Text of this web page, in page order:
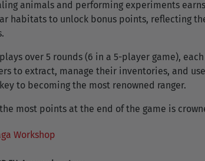
animals and performing experiments
habitats to unlock bonus points, reflecting
over 5 rounds (6 in a 5-player game),
to extract, manage their inventories, and
to becoming the most renowned ranger.
most points at the end of the game is
Workshop